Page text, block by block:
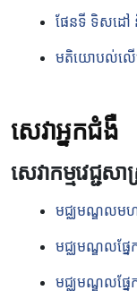
ផែនទី ទិសដៅ
មតិយោបល់លើ
សេវាអ្នកជំងឺ
សេវាកម្មវេជ្សា
មជ្ឈមណ្ឌលមហ
មជ្ឈមណ្ឌលផ្នែ
មជ្ឈមណ្ឌលផ្ន